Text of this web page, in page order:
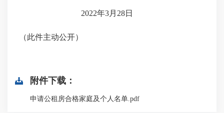
2022年3月 28日
（此件主动公开）
附件下载：
申请公租房合格家庭及个人名单.pdf